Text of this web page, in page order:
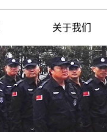
关于我们
公司简介
企业文化
组织架构
资质荣誉